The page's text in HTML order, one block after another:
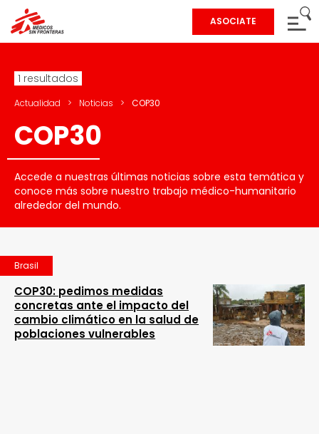
ASOCIATE
1 resultados
Actualidad > Noticias > COP30
COP30
Accede a nuestras últimas noticias sobre esta temática y
conoce más sobre nuestro trabajo médico-humanitario
alrededor del mundo.
Brasil
COP30: pedimos medidas
concretas ante el impacto del
cambio climático en la salud de
poblaciones vulnerables